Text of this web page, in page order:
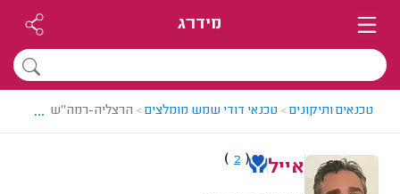
מידרג
טכנאים ותיקונים> טכנאי דודי שמש מומלצים> הרצליה-רמה"ש > טכנאי
...
אייל (
2
)